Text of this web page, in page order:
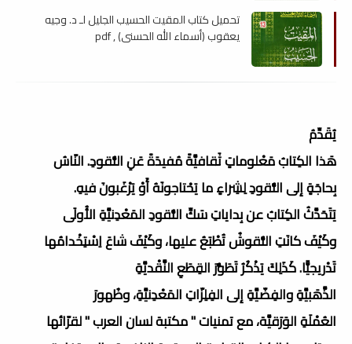
تحميل كتاب المقيت الحسيب الجليل لـ د. وجيه
يعقوب (أسماء الله الحسنى) , pdf
يُقَدِّمُ
هَذا الكِتابُ مَعْلوماتٍ ثَقافيَّةً مُفيدَةً عَنِ النُّقودِ. النّاسُ
بِحاجَةٍ إلى النُّقودِ لِشِراءٍ ما يَحْتاجونَهُ أَوْ يَرْغَبونَ فيهِ.
يَتَحَدَّثُ الكِتابُ عن بِداياتِ سَكِّ النُّقودِ المَعْدِنيَّةِ الأُولَى
وكَيْفَ كانَتِ النُّقوشُ تُطْبَعُ عليها، وكَيْفَ شاعَ اِسْتِخْدامُها
تَدْريجيًّا. كَذَلِكَ يَذْكُرُ تَطَوُّرَ القِطَعِ النَّقْديَّةِ
الذَّهَبيَّةِ والفِضّيَّةِ إلى الفِلِزّاتِ المَعْدِنيَّةِ، وظُهورَ
العُمْلَةِ الوَرَقيَّة، مع تمنيات " مكتبة لسان العرب " لقرّائها